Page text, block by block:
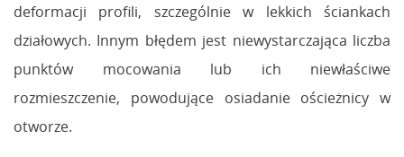
deformacji profili, szczególnie w lekkich ściankach
działowych. Innym błędem jest niewystarczająca liczba
punktów mocowania lub ich niewłaściwe
rozmieszczenie, powodujące osiadanie ościeżnicy w
otworze.